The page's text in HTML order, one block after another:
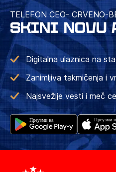
TELEFON CEO- CRVENO-
SKINI NOVU
Digitalna ulaznica na
Zanimljiva takmičenja i
Najsvežije vesti i meč